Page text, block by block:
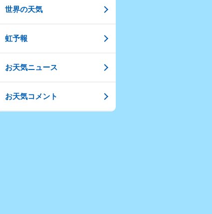
世界の天気
虹予報
お天気ニュース
お天気コメント